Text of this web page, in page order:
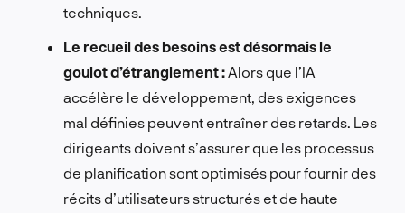
techniques.
Le recueil des besoins est désormais le
goulot d’étranglement : Alors que l’IA
accélère le développement, des exigences
mal définies peuvent entraîner des retards. Les
dirigeants doivent s’assurer que les processus
de planification sont optimisés pour fournir des
récits d’utilisateurs structurés et de haute